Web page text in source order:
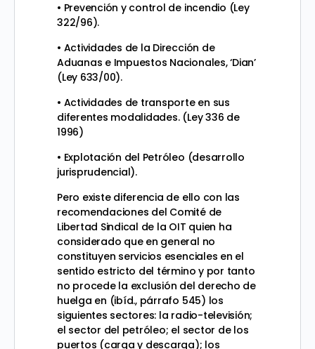
• Prevención y control de incendio (Ley
322/96).
• Actividades de la Dirección de
Aduanas e Impuestos Nacionales, ‘Dian’
(Ley 633/00).
• Actividades de transporte en sus
diferentes modalidades. (Ley 336 de
1996)
• Explotación del Petróleo (desarrollo
jurisprudencial).
Pero existe diferencia de ello con las
recomendaciones del Comité de
Libertad Sindical de la OIT quien ha
considerado que en general no
constituyen servicios esenciales en el
sentido estricto del término y por tanto
no procede la exclusión del derecho de
huelga en (ibíd., párrafo 545) los
siguientes sectores: la radio-televisión;
el sector del petróleo; el sector de los
puertos (carga y descarga); los